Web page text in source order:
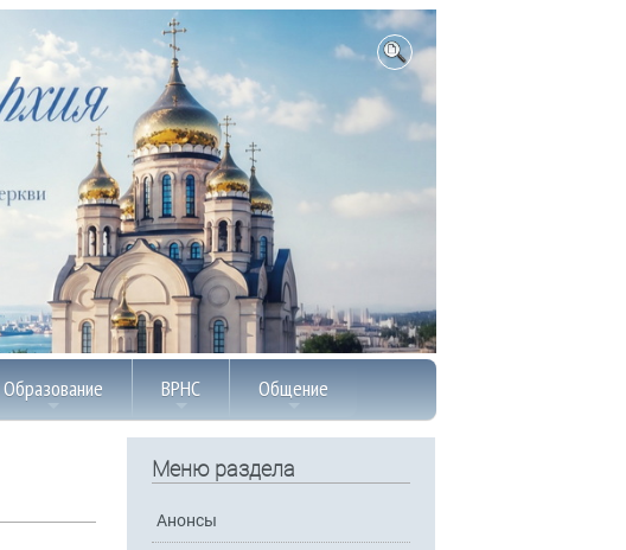
Образование ВРНС Общение
Меню раздела
Анонсы